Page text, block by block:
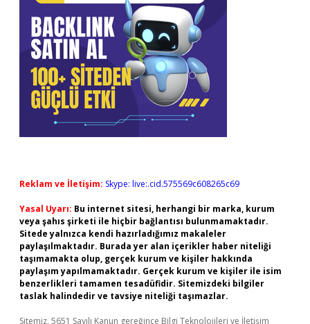
Reklam ve İletişim: Skype: live:.cid.575569c608265c69
Yasal Uyarı: Bu internet sitesi, herhangi bir marka, kurum
veya şahıs şirketi ile hiçbir bağlantısı bulunmamaktadır.
Sitede yalnızca kendi hazırladığımız makaleler
paylaşılmaktadır. Burada yer alan içerikler haber niteliği
taşımamakta olup, gerçek kurum ve kişiler hakkında
paylaşım yapılmamaktadır. Gerçek kurum ve kişiler ile isim
benzerlikleri tamamen tesadüfidir. Sitemizdeki bilgiler
taslak halindedir ve tavsiye niteliği taşımazlar.
Sitemiz, 5651 Sayılı Kanun gereğince Bilgi Teknolojileri ve İletişim